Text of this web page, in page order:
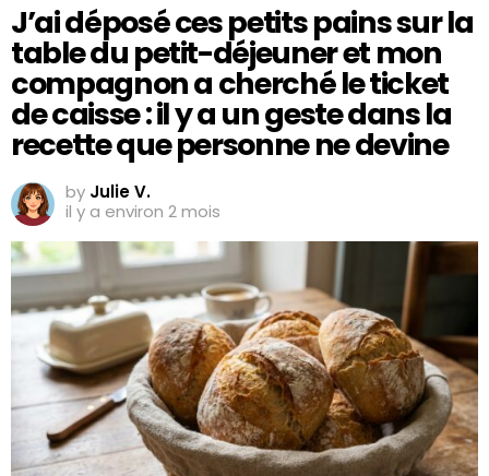
J’ai déposé ces petits pains sur la
table du petit-déjeuner et mon
compagnon a cherché le ticket
de caisse : il y a un geste dans la
recette que personne ne devine
by Julie V.
il y a environ 2 mois